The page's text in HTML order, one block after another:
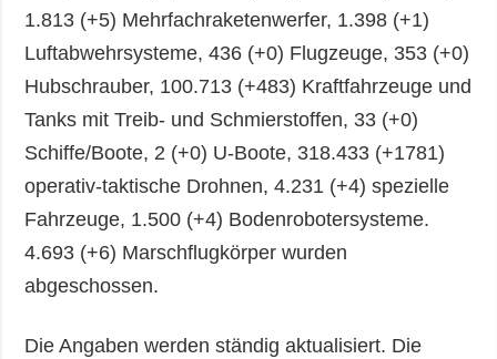
1.813 (+5) Mehrfachraketenwerfer, 1.398 (+1)
Luftabwehrsysteme, 436 (+0) Flugzeuge, 353 (+0)
Hubschrauber, 100.713 (+483) Kraftfahrzeuge und
Tanks mit Treib- und Schmierstoffen, 33 (+0)
Schiffe/Boote, 2 (+0) U-Boote, 318.433 (+1781)
operativ-taktische Drohnen, 4.231 (+4) spezielle
Fahrzeuge, 1.500 (+4) Bodenrobotersysteme.
4.693 (+6) Marschflugkörper wurden
abgeschossen.
Die Angaben werden ständig aktualisiert. Die